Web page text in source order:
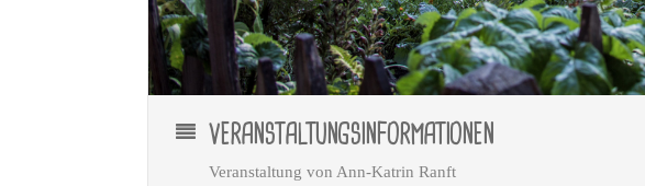
VERANSTALTUNGSINFORMATIONEN
Veranstaltung von Ann-Katrin Ranft